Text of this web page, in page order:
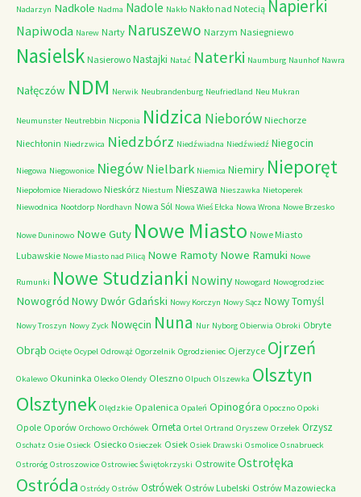
Nadarzyn Nadkole Nadma Nadole Nakło Nakło nad Notecią Napierki
Napiwoda Narew Narty Naruszewo Narzym Nasiegniewo
Nasielsk Nasierowo Nastajki Natać Naterki Naumburg Naunhof Nawra
Nałęczów NDM Nerwik Neubrandenburg Neufriedland Neu Mukran
Neumunster Neutrebbin Nicponia Nidzica Nieborów Niechorze
Niechłonin Niedrzwica Niedzbórz Niedźwiadna Niedźwiedź Niegocin
Niegowa Niegowonice Niegów Nielbark Niemica Niemiry Nieporęt
Niepołomice Nieradowo Nieskórz Niestum Nieszawa Nieszawka Nietoperek
Niewodnica Nootdorp Nordhavn Nowa Sól Nowa Wieś Ełcka Nowa Wrona Nowe Brzesko
Nowe Duninowo Nowe Guty Nowe Miasto Nowe Miasto
Lubawskie Nowe Miasto nad Pilicą Nowe Ramoty Nowe Ramuki Nowe
Rumunki Nowe Studzianki Nowiny Nowogard Nowogrodziec
Nowogród Nowy Dwór Gdański Nowy Korczyn Nowy Sącz Nowy Tomyśl
Nowy Troszyn Nowy Zyck Nowęcin Nuna Nur Nyborg Obierwia Obroki Obryte
Obrąb Ocięte Ocypel Odrowąż Ogorzelnik Ogrodzieniec Ojerzyce Ojrzeń
Okalewo Okuninka Olecko Olendy Oleszno Olpuch Olszewka Olsztyn
Olsztynek Olędzkie Opalenica Opaleń Opinogóra Opoczno Opoki
Opole Oporów Orchowo Orchówek Orneta Ortel Ortrand Oryszew Orzełek Orzysz
Oschatz Osie Osieck Osiecko Osieczek Osiek Osiek Drawski Osmolice Osnabrueck
Ostroróg Ostroszowice Ostrowiec Świętokrzyski Ostrowite Ostrołęka
Ostróda Ostródy Ostrów Ostrówek Ostrów Lubelski Ostrów Mazowiecka